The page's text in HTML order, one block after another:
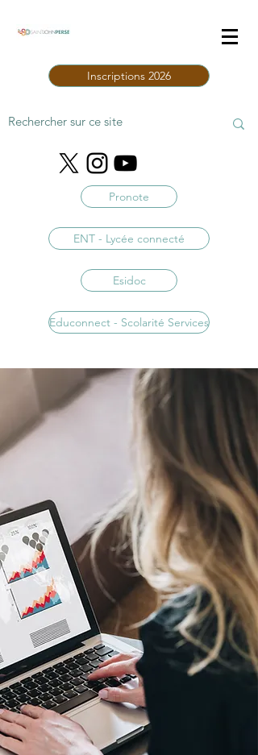
Inscriptions 2026
Pronote
ENT - Lycée connecté
Esidoc
Educonnect - Scolarité Services